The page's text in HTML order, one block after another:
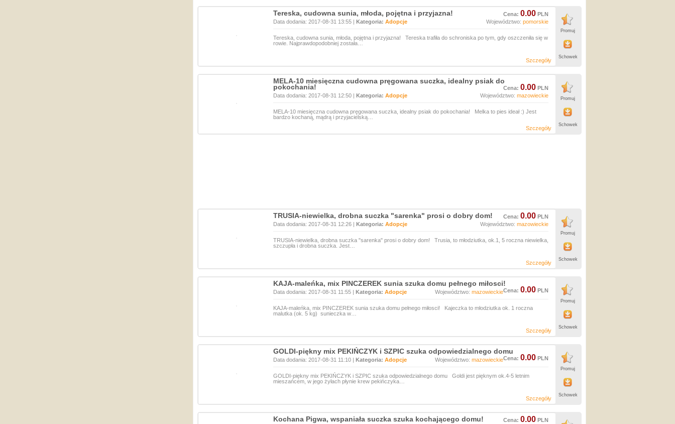
Tereska, cudowna sunia, młoda, pojętna i przyjazna! Cena: 0.00 PLN
Data dodania: 2017-08-31 13:55 | Kategoria: Adopcje Województwo: pomorskie
Tereska, cudowna sunia, młoda, pojętna i przyjazna! Tereska trafiła do schroniska po tym, gdy oszczeniła się w
rowie. Najprawdopodobniej została…
Szczegóły
Promuj
Schowek
MELA-10 miesięczna cudowna pręgowana suczka, idealny psiak do
pokochania! Cena: 0.00 PLN
Data dodania: 2017-08-31 12:50 | Kategoria: Adopcje Województwo: mazowieckie
MELA-10 miesięczna cudowna pręgowana suczka, idealny psiak do pokochania! Melka to pies ideał :) Jest
bardzo kochaną, mądrą i przyjacielską…
Szczegóły
Promuj
Schowek
TRUSIA-niewielka, drobna suczka "sarenka" prosi o dobry dom! Cena: 0.00 PLN
Data dodania: 2017-08-31 12:26 | Kategoria: Adopcje Województwo: mazowieckie
TRUSIA-niewielka, drobna suczka "sarenka" prosi o dobry dom! Trusia, to młodziutka, ok.1, 5 roczna niewielka,
szczupła i drobna suczka. Jest…
Szczegóły
Promuj
Schowek
KAJA-maleńka, mix PINCZEREK sunia szuka domu pełnego miłosci!
Cena: 0.00 PLN
Data dodania: 2017-08-31 11:55 | Kategoria: Adopcje Województwo: mazowieckie
KAJA-maleńka, mix PINCZEREK sunia szuka domu pełnego miłosci! Kajeczka to młodziutka ok. 1 roczna
malutka (ok. 5 kg) sunieczka w…
Szczegóły
Promuj
Schowek
GOLDI-piękny mix PEKIŃCZYK i SZPIC szuka odpowiedzialnego domu
Cena: 0.00 PLN
Data dodania: 2017-08-31 11:10 | Kategoria: Adopcje Województwo: mazowieckie
GOLDI-piękny mix PEKIŃCZYK i SZPIC szuka odpowiedzialnego domu Goldi jest pięknym ok.4-5 letnim
mieszańcem, w jego żyłach płynie krew pekińczyka…
Szczegóły
Promuj
Schowek
Kochana Pigwa, wspaniała suczka szuka kochającego domu! Cena: 0.00 PLN